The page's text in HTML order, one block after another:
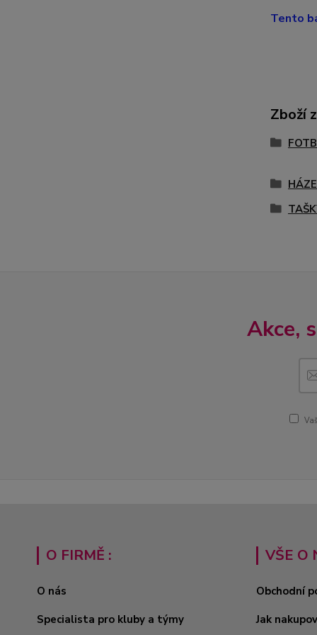
Tento
Zboží
Akce,
O FIRMĚ :
O nás
Specialista pro kluby a týmy
VŠE O
Obchodní
Jak